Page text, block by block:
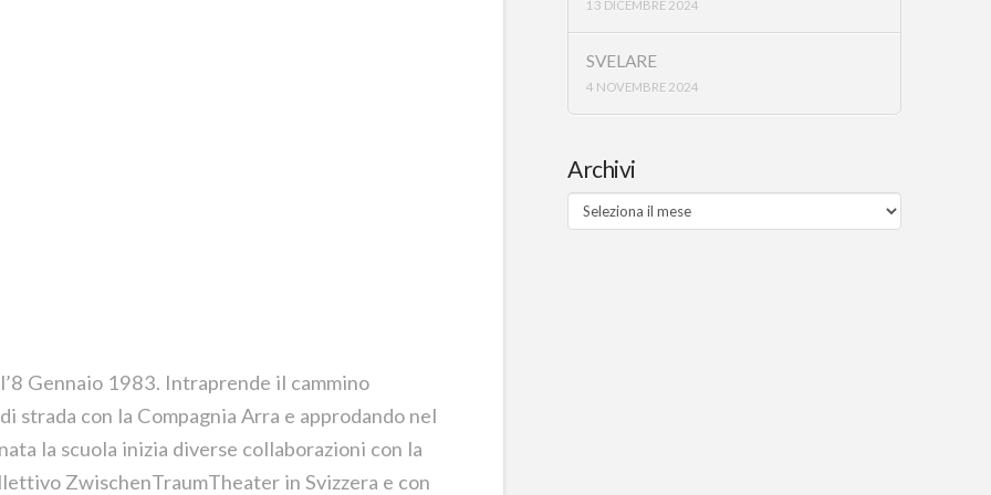
Gennaio 1983. Intraprende il cammino
strada con la Compagnia Arra e approdando nel
la scuola inizia diverse collaborazioni con la
ZwischenTraumTheater in Svizzera e con
13 DICEMBRE 2024
SVELARE
4 NOVEMBRE 2024
Archivi
Archivi